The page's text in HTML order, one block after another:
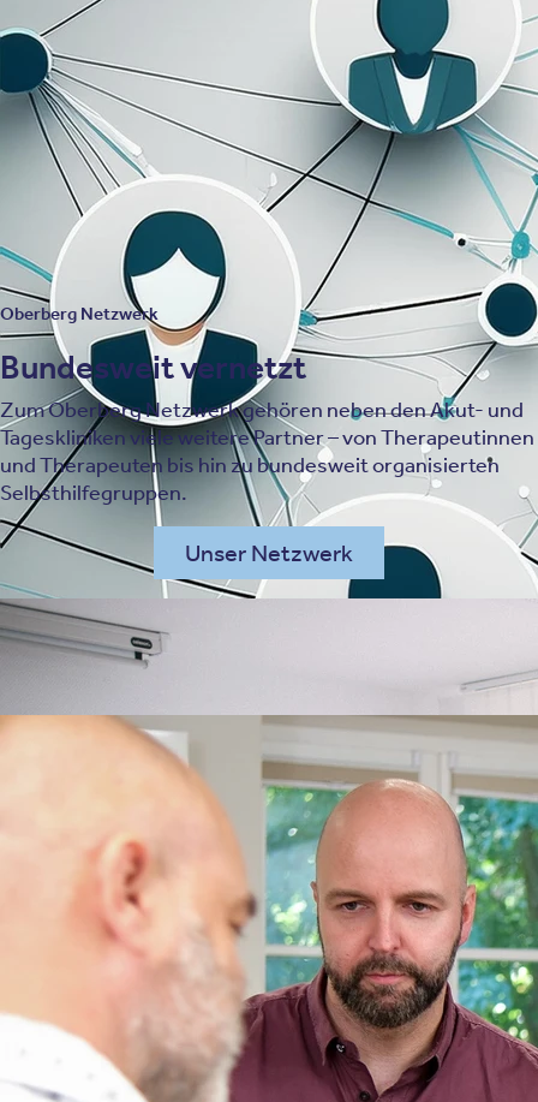
Unser mit namhaften Expertinnen und Experten besetzte
Advisory Board bündelt aktuellen Forschungsstand,
medizinisch-therapeutische Expertise, politisches
Knowhow, gesundheitsökonomische Aspekte, die
Perspektive von Kostenträgern, Innovation und
Marktfokus.
Mehr über unser Advisory Board
Oberberg Netzwerk
Bundesweit vernetzt
Zum Oberberg Netzwerk gehören neben den Akut- und
Tageskliniken viele weitere Partner – von Therapeutinnen
und Therapeuten bis hin zu bundesweit organisierten
Selbsthilfegruppen.
Unser Netzwerk
Unser Team
Patienten im Fokus
Wir berücksichtigen die individuellen Bedürfnisse
unserer Patienten und Patientinnen. Optimal darauf
vorbereitet sind wir durch unsere interdisziplinären,
hochqualifizierten Teams und unsere hohe
Therapeutendichte, die jedem Teammitglied ausreichend
Zeit für die einzelnen Patienten ermöglicht.
Unser Team